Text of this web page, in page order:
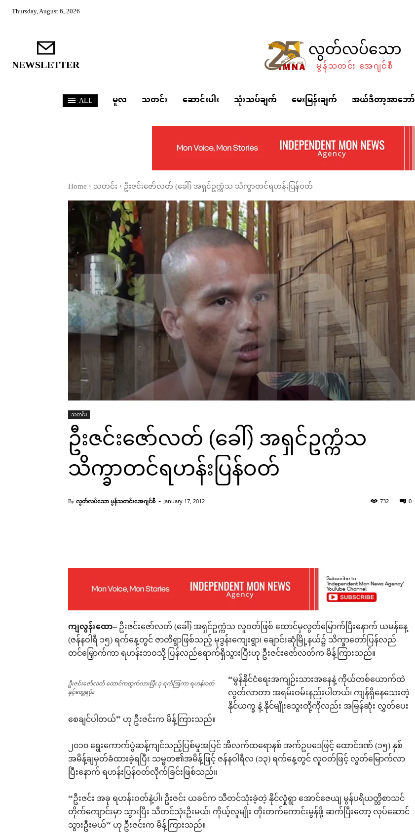
Thursday, August 6, 2026
NEWSLETTER လွတ်လပ်သော
မွန်သတင်း အေဂျင်စီ
ALL မူလ သတင်း ဆောင်းပါး သုံးသပ်ချက် မေးမြန်းချက် အယ်ဒီတာ့အာဘော်
Home သတင်း ဦးဇင်းဇော်လတ် (ခေါ်) အရှင်ဥက္ကံသ သိက္ခာတင်ရဟန်းပြန်ဝတ်
ဦးဇင်းဇော်လတ် ထောင်ကထွက်လားပြီး ၃ ရက်အြကာ ရဟန်းဝတ်နှင့်တွေ့ရပုံ။
သတင်း
ဦးဇင်းဇော်လတ် (ခေါ်) အရှင်ဥက္ကံသ
သိက္ခာတင်ရဟန်းပြန်ဝတ်
By လွတ်လပ်သော မွန်သတင်းအေဂျင်စီ - January 17, 2012 0
732
ကျလွန်းထော– ဦးဇင်းဇော်လတ် (ခေါ်) အရှင်ဥက္ကံသ လူဝတ်ဖြစ် ထောင်မှလွတ်မြောက်ပြီးနောက် ယမန်နေ့
(ဇန်နဝါရီ ၁၅) ရက်နေ့တွင် ဇာတိရွာဖြစ်သည့် မုဒွန်းကျေးရွာ၊ ချောင်းဆုံမြို့နယ်၌ သိက္ခာတော်ပြန်လည်
တင်မြှောက်ကာ ရဟန်းဘဝသို့ ပြန်လည်ရောက်ရှိသွားပြီးဟု ဦးဇင်းဇော်လတ်က မိန့်ကြားသည်။
ဦးဇင်းဇော်လတ် ထောင်ကထွက်လားပြီး ၃ ရက်အြကာ ရဟန်းဝတ်
နှင့်တွေ့ရပုံ။
“မွန်နိုင်ငံရေးအကျဉ်းသားအနေနဲ့ ကိုယ်တစ်ယောက်ထဲ
လွတ်လာတာ အရမ်းဝမ်းနည်းပါတယ်၊ ကျန်ရှိနေသေးတဲ့
နိုင်ယက္ခ နဲ့ နိုင်မျိုးသွေးတို့ကိုလည်း အမြန်ဆုံး လွှတ်ပေး
စေချင်ပါတယ်” ဟု ဦးဇင်းက မိန့်ကြားသည်။
၂၀၁၀ ရွေးကောက်ပွဲဆန့်ကျင်သည့်ပြစ်မှုအပြင် အီလက်ထရောနစ် အက်ဥပဒေဖြင့် ထောင်ဒဏ် (၁၅) နှစ်
အမိန့်ချမှတ်ခံထားခဲ့ရပြီး သမ္မတ၏အမိန့်ဖြင့် ဇန်နဝါရီလ (၁၃) ရက်နေ့တွင် လူဝတ်ဖြင့် လွတ်မြောက်လာ
ပြီးနောက် ရဟန်းပြန်ဝတ်လိုက်ခြင်းဖြစ်သည်။
“ဦးဇင်း အခု ရဟန်းဝတ်နဲ့ပါ၊ ဦးဇင်း ယခင်က သီတင်သုံးခဲ့တဲ့ နိုင်လှုံရွာ အောင်ဇေယျ မွန်ပရိယတ္တိစာသင်
တိုက်ကျောင်းမှာ သွားပြီး သီတင်သုံးဦးမယ်၊ ကိုယ့်လူမျိုး တိုးတက်ကောင်းမွန်ဖို့ ဆက်ပြီးတော့ လုပ်ဆောင်
သွားဦးမယ်” ဟု ဦးဇင်းက မိန့်ကြားသည်။